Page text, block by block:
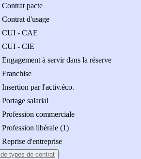
Contrat pacte
Contrat d'usage
CUI - CAE
CUI - CIE
Engagement à servir dans la réserve
Franchise
Insertion par l'activ.éco.
Portage salarial
Profession commerciale
Profession libérale (1)
Reprise d'entreprise
de types de contrat